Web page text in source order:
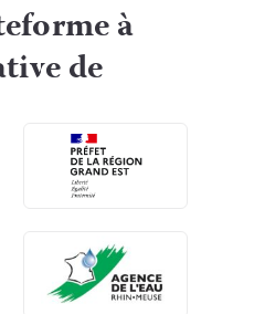
à
de